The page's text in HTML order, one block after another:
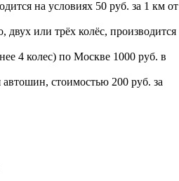
на условиях 50 руб. за 1 км от
двух или трёх колёс, производится
4 колес) по Москве 1000 руб. в
стоимостью 200 руб. за